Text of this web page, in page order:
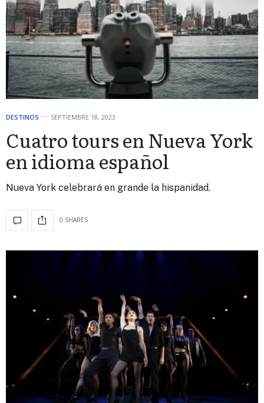
DESTINOS SEPTIEMBRE 18, 2023
Cuatro tours en Nueva York
en idioma español
Nueva York celebrará en grande la hispanidad.
0 SHARES